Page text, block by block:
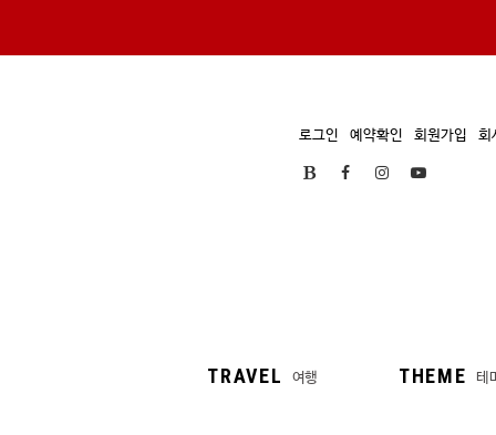
로그인 예약확인 회원가입 회
TRAVEL 여행 THEME 테